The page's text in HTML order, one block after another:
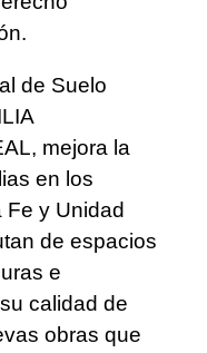
de Suelo
mejora la
en los
y Unidad
de espacios
e
calidad de
obras que